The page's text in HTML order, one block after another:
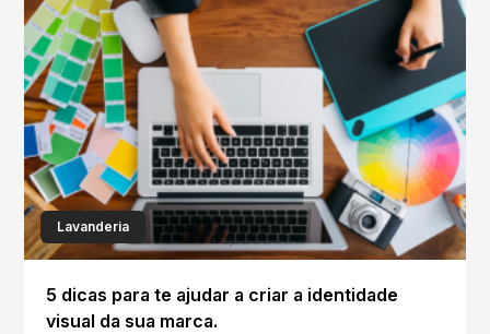
Lavanderia
5 dicas para te ajudar a criar a identidade
visual da sua marca.